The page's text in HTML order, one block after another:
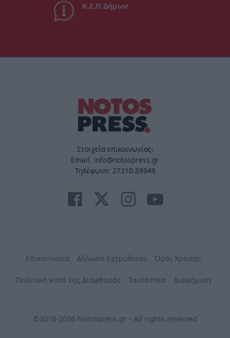
Κ.Ε.Π Δήμων
Στοιχεία επικοινωνίας:
Email. info@notospress.gr
Τηλέφωνο: 27310.89949
Επικοινωνία Δήλωση Εχεμύθειας Όροι Χρήσης
Πολιτική κατά της Διαφθοράς Ταυτότητα Διαφήμιση
©2010-2026 Notospress.gr - All rights reserved